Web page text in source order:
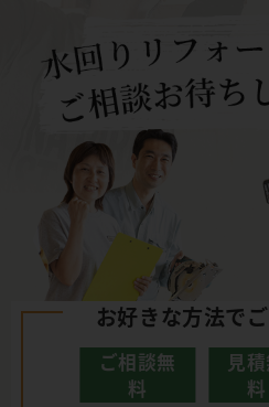
お好きな方法で
ご相談無
料
見
料